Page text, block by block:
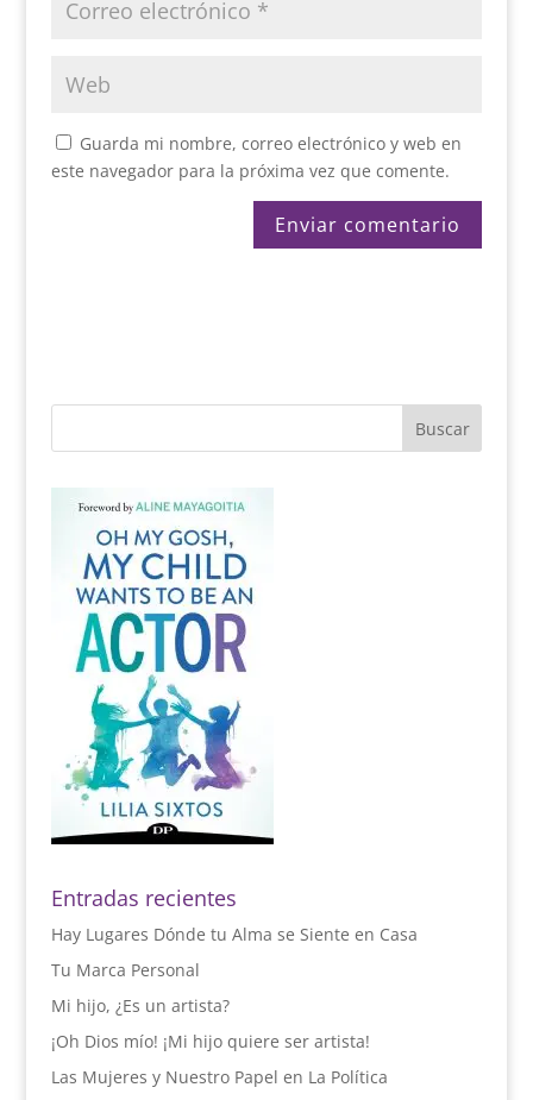
Guarda mi nombre, correo electrónico y web en
este navegador para la próxima vez que comente.
Entradas recientes
Hay Lugares Dónde tu Alma se Siente en Casa
Tu Marca Personal
Mi hijo, ¿Es un artista?
¡Oh Dios mío! ¡Mi hijo quiere ser artista!
Las Mujeres y Nuestro Papel en La Política